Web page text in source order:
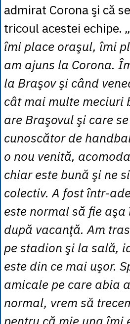
admirat Corona şi că
tricoul acestei echipe.
îmi place oraşul, îmi
am ajuns la Corona.
la Braşov şi când
cât mai multe meciuri
are Braşovul şi care
cunoscător de
o nou venită,
chiar este bună şi ne
colectiv. A fost într-
este normal să fie
după vacanţă. Am
pe stadion şi la sală,
este din ce mai uşor.
amicale pe care abia
normal, vrem să